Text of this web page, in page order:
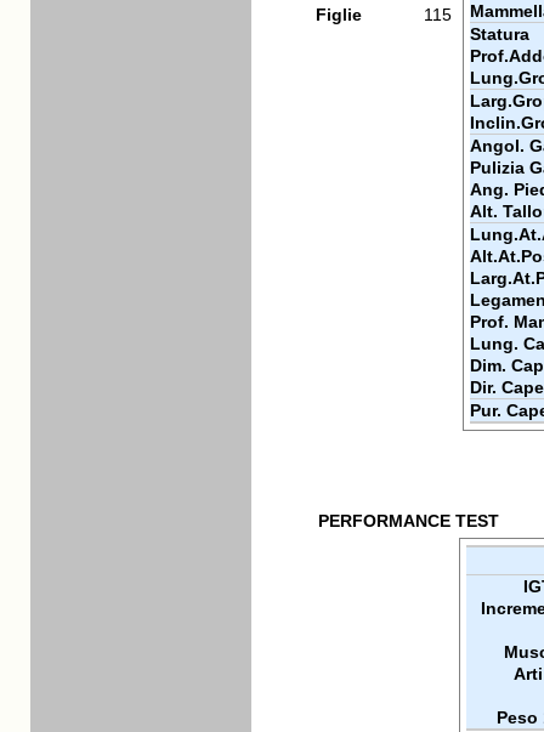
Figlie 115
Statura
Angol.
Pulizia
Ang.
Alt.
Prof.
Lung.
Dim.
Dir.
Pur.
PERFORMANCE TEST
Peso